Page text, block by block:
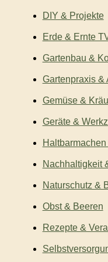
DIY & Projekte
Erde & Ernte
Gartenbau &
Gartenpraxis &
Gemüse &
Geräte &
Nachhaltigkeit
Naturschutz &
Obst & Beeren
Rezepte &